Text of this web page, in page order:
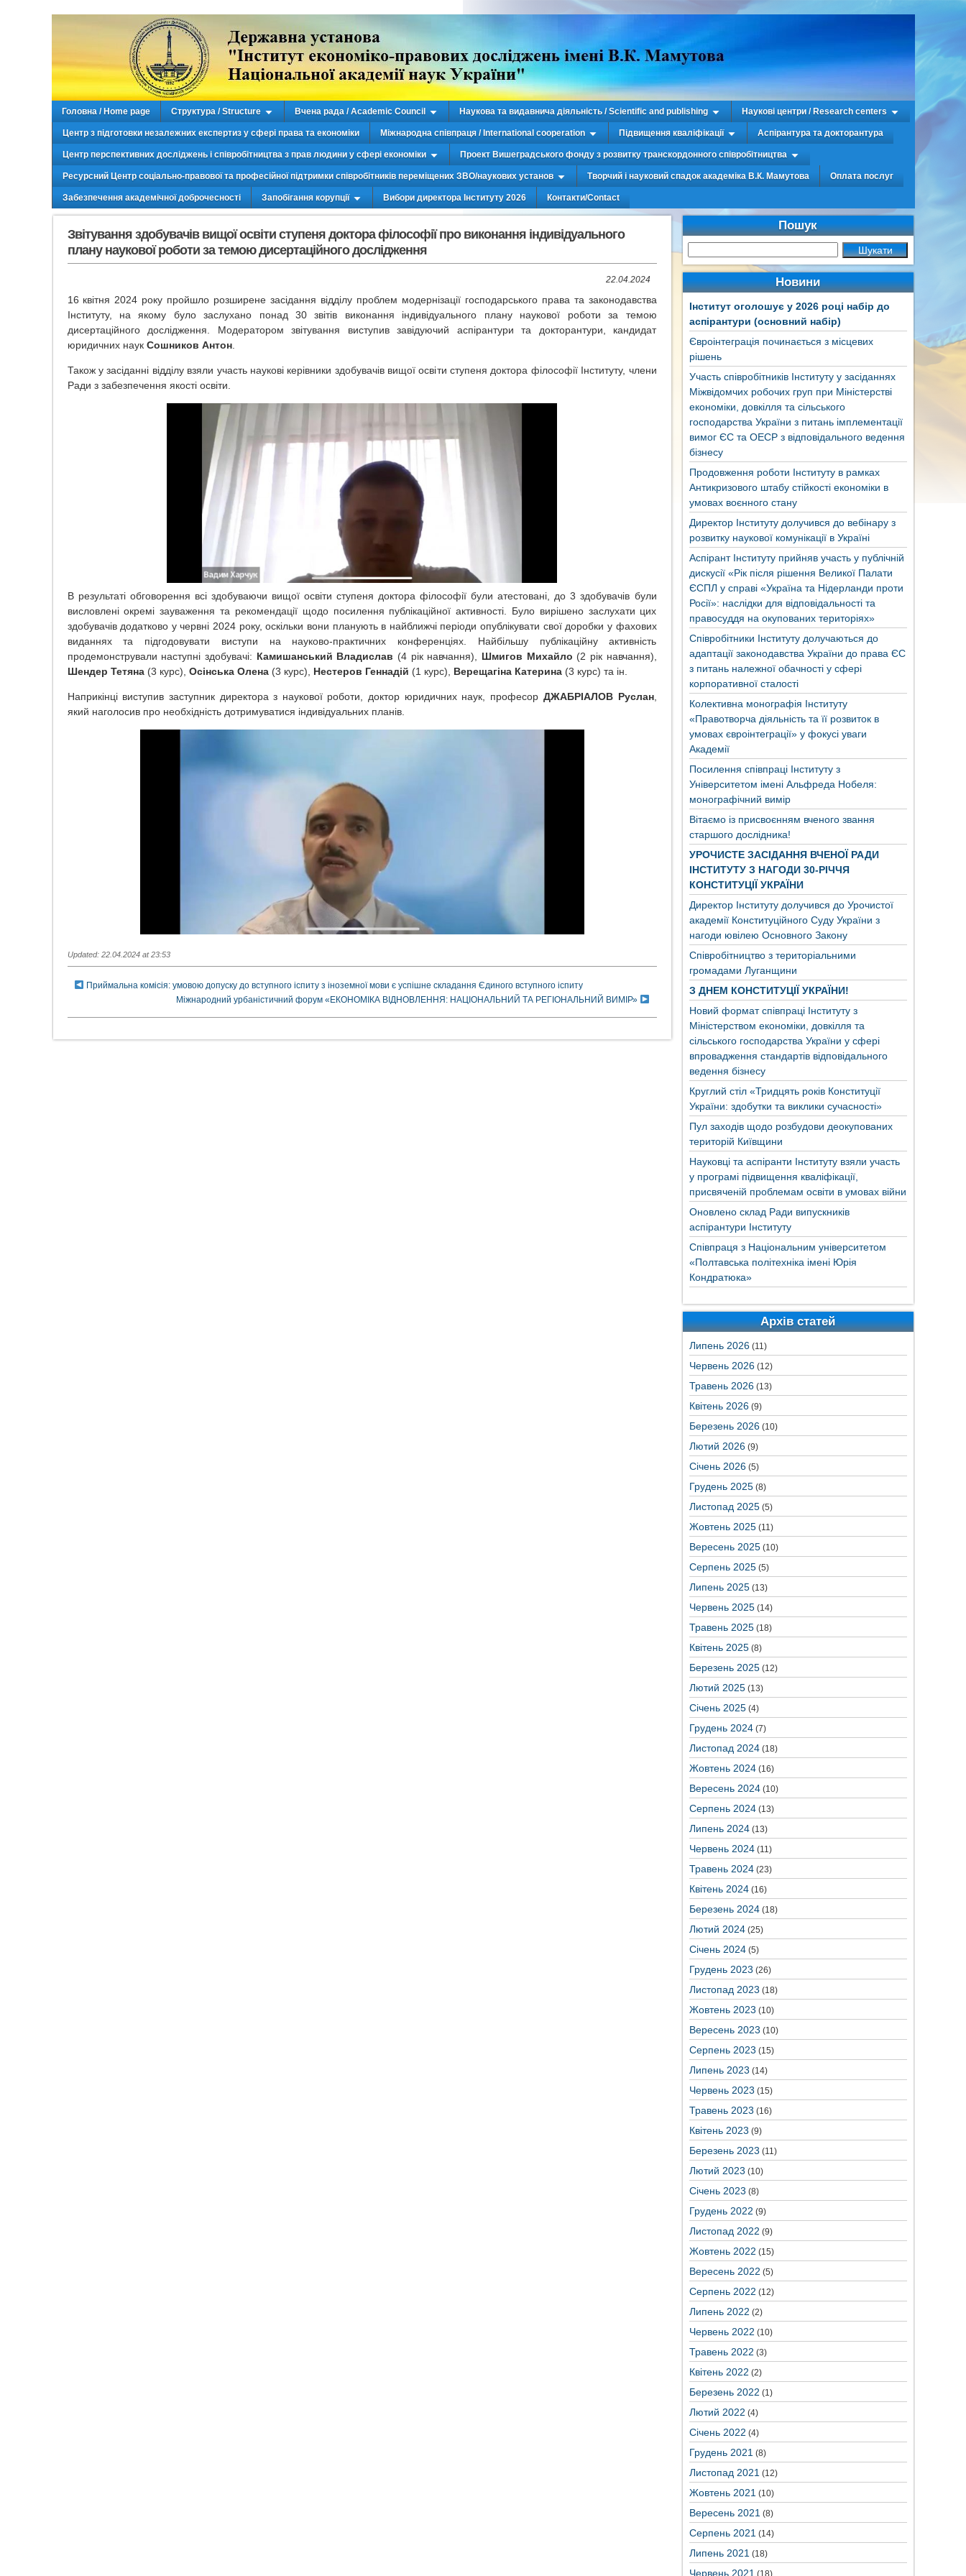
Головна / Home page Структура / Structure Вчена рада / Academic Council Наукова та видавнича діяльність / Scientific and publishing Наукові центри / Research centers
Центр з підготовки незалежних експертиз у сфері права та економіки Міжнародна співпраця / International cooperation Підвищення кваліфікації Аспірантура та докторантура
Центр перспективних досліджень і співробітництва з прав людини у сфері економіки Проект Вишеградського фонду з розвитку транскордонного співробітництва
Ресурсний Центр соціально-правової та професійної підтримки співробітників переміщених ЗВО/наукових установ Творчий і науковий спадок академіка В.К. Мамутова Оплата послуг
Забезпечення академічної доброчесності Запобігання корупції Вибори директора Інституту 2026 Контакти/Contact
Звітування здобувачів вищої освіти ступеня доктора філософії про виконання індивідуального
плану наукової роботи за темою дисертаційного дослідження
22.04.2024
16 квітня 2024 року пройшло розширене засідання відділу проблем модернізації господарського права та законодавства
Інституту, на якому було заслухано понад 30 звітів виконання індивідуального плану наукової роботи за темою
дисертаційного дослідження. Модератором звітування виступив завідуючий аспірантури та докторантури, кандидат
юридичних наук Сошников Антон.
Також у засіданні відділу взяли участь наукові керівники здобувачів вищої освіти ступеня доктора філософії Інституту, члени
Ради з забезпечення якості освіти.
В результаті обговорення всі здобуваючи вищої освіти ступеня доктора філософії були атестовані, до 3 здобувачів були
висловлені окремі зауваження та рекомендації щодо посилення публікаційної активності. Було вирішено заслухати цих
здобувачів додатково у червні 2024 року, оскільки вони планують в найближчі періоди опублікувати свої доробки у фахових
виданнях та підгодовувати виступи на науково-практичних конференціях. Найбільшу публікаційну активність
продемонстрували наступні здобувачі: Камишанський Владислав (4 рік навчання), Шмигов Михайло (2 рік навчання),
Шендер Тетяна(3 курс), ОсінськаОлена(3 курс), Нестеров Геннадій (1 курс), Верещагіна Катерина (3 курс) та ін.
Наприкінці виступив заступник директора з наукової роботи, доктор юридичних наук, професор ДЖАБРІАЛОВ Руслан,
який наголосив про необхідність дотримуватися індивідуальних планів.
Updated: 22.04.2024 at 23:53
Приймальна комісія: умовою допуску до вступного іспиту з іноземної мови є успішне складання Єдиного вступного іспиту
Міжнародний урбаністичний форум «ЕКОНОМІКА ВІДНОВЛЕННЯ: НАЦІОНАЛЬНИЙ ТА РЕГІОНАЛЬНИЙ ВИМІР»
Пошук
Новини
Інститут оголошує у 2026 році набір до
аспірантури (основний набір)
Євроінтеграція починається з місцевих
рішень
Участь співробітників Інституту у засіданнях
Міжвідомчих робочих груп при Міністерстві
економіки, довкілля та сільського
господарства України з питань імплементації
вимог ЄС та ОЕСР з відповідального ведення
бізнесу
Продовження роботи Інституту в рамках
Антикризового штабу стійкості економіки в
умовах воєнного стану
Директор Інституту долучився до вебінару з
розвитку наукової комунікації в Україні
Аспірант Інституту прийняв участь у публічній
дискусії «Рік після рішення Великої Палати
ЄСПЛ у справі «Україна та Нідерланди проти
Росії»: наслідки для відповідальності та
правосуддя на окупованих територіях»
Співробітники Інституту долучаються до
адаптації законодавства України до права ЄС
з питань належної обачності у сфері
корпоративної сталості
Колективна монографія Інституту
«Правотворча діяльність та її розвиток в
умовах євроінтеграції» у фокусі уваги
Академії
Посилення співпраці Інституту з
Університетом імені Альфреда Нобеля:
монографічний вимір
Вітаємо із присвоєнням вченого звання
старшого дослідника!
УРОЧИСТЕ ЗАСІДАННЯ ВЧЕНОЇ РАДИ
ІНСТИТУТУ З НАГОДИ 30-РІЧЧЯ
КОНСТИТУЦІЇ УКРАЇНИ
Директор Інституту долучився до Урочистої
академії Конституційного Суду України з
нагоди ювілею Основного Закону
Співробітництво з територіальними
громадами Луганщини
З ДНЕМ КОНСТИТУЦІЇ УКРАЇНИ!
Новий формат співпраці Інституту з
Міністерством економіки, довкілля та
сільського господарства України у сфері
впровадження стандартів відповідального
ведення бізнесу
Круглий стіл «Тридцять років Конституції
України: здобутки та виклики сучасності»
Пул заходів щодо розбудови деокупованих
територій Київщини
Науковці та аспіранти Інституту взяли участь
у програмі підвищення кваліфікації,
присвяченій проблемам освіти в умовах війни
Оновлено склад Ради випускників
аспірантури Інституту
Співпраця з Національним університетом
«Полтавська політехніка імені Юрія
Кондратюка»
Архів статей
Липень 2026(11)
Червень 2026(12)
Травень 2026(13)
Квітень 2026(9)
Березень 2026(10)
Лютий 2026(9)
Січень 2026(5)
Грудень 2025(8)
Листопад 2025(5)
Жовтень 2025(11)
Вересень 2025(10)
Серпень 2025(5)
Липень 2025(13)
Червень 2025(14)
Травень 2025(18)
Квітень 2025(8)
Березень 2025(12)
Лютий 2025(13)
Січень 2025(4)
Грудень 2024(7)
Листопад 2024(18)
Жовтень 2024(16)
Вересень 2024(10)
Серпень 2024(13)
Липень 2024(13)
Червень 2024(11)
Травень 2024(23)
Квітень 2024(16)
Березень 2024(18)
Лютий 2024(25)
Січень 2024(5)
Грудень 2023 (26)
Листопад 2023 (18)
Жовтень 2023 (10)
Вересень 2023 (10)
Серпень 2023 (15)
Липень 2023 (14)
Червень 2023 (15)
Травень 2023 (16)
Квітень 2023 (9)
Березень 2023 (11)
Лютий 2023 (10)
Січень 2023 (8)
Грудень 2022 (9)
Листопад 2022 (9)
Жовтень 2022 (15)
Вересень 2022 (5)
Серпень 2022 (12)
Липень 2022 (2)
Червень 2022 (10)
Травень 2022 (3)
Квітень 2022 (2)
Березень 2022 (1)
Лютий 2022 (4)
Січень 2022 (4)
Грудень 2021(8)
Листопад 2021(12)
Жовтень 2021(10)
Вересень 2021(8)
Серпень 2021(14)
Липень 2021(18)
Червень 2021 (18)